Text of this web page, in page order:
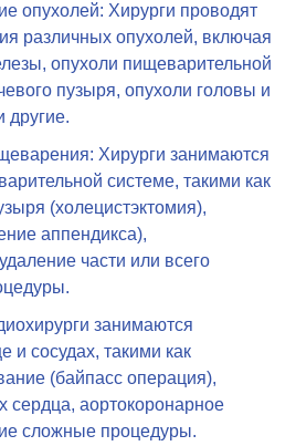
опухолей: Хирурги проводят
различных опухолей, включая
опухоли пищеварительной
пузыря, опухоли головы и
другие.
Хирурги занимаются
системе, такими как
(холецистэктомия),
аппендикса),
части или всего
занимаются
и сосудах, такими как
(байпасс операция),
сердца, аортокоронарное
сложные процедуры.